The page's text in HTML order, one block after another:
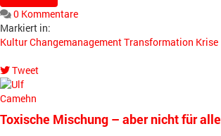
0 Kommentare
Markiert in:
KulturChangemanagementTransformation Krise
Tweet
pinterest
Toxische Mischung – aber nicht für alle